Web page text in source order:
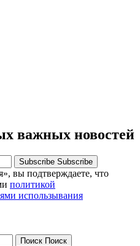
важных новостей
Subscribe Subscribe
вы подтверждаете, что
политикой
использывания
Поиск Поиск